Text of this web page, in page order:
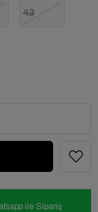
43
ile Sipariş